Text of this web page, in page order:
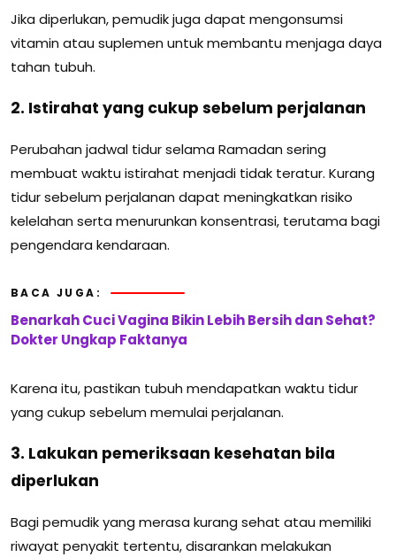
Jika diperlukan, pemudik juga dapat mengonsumsi
vitamin atau suplemen untuk membantu menjaga daya
tahan tubuh.
2. Istirahat yang cukup sebelum perjalanan
Perubahan jadwal tidur selama Ramadan sering
membuat waktu istirahat menjadi tidak teratur. Kurang
tidur sebelum perjalanan dapat meningkatkan risiko
kelelahan serta menurunkan konsentrasi, terutama bagi
pengendara kendaraan.
BACA JUGA:
Benarkah Cuci Vagina Bikin Lebih Bersih dan Sehat?
Dokter Ungkap Faktanya
Karena itu, pastikan tubuh mendapatkan waktu tidur
yang cukup sebelum memulai perjalanan.
3. Lakukan pemeriksaan kesehatan bila
diperlukan
Bagi pemudik yang merasa kurang sehat atau memiliki
riwayat penyakit tertentu, disarankan melakukan